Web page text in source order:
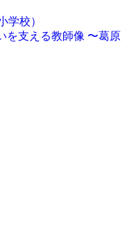
学校）
を支える教師像 〜葛原